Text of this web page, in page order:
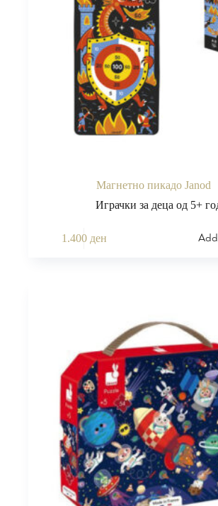
Магнетно пикадо Janod
Играчки за деца од 5+
1.400 ден